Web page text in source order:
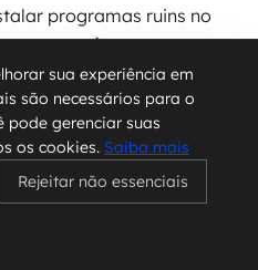
programas ruins no
em algo que parece
indesejado entre
temos que ter cuidado
e os links que clicamos.
se achar que
sua experiência em
são necessários para o
pode gerenciar suas
os cookies. Saiba mais
Rejeitar não essenciais